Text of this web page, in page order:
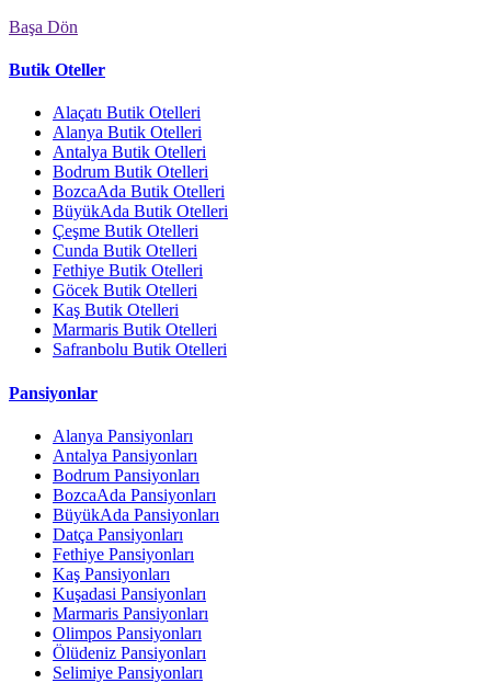
Başa Dön
Butik Oteller
Alaçatı Butik Otelleri
Alanya Butik Otelleri
Antalya Butik Otelleri
Bodrum Butik Otelleri
BozcaAda Butik Otelleri
BüyükAda Butik Otelleri
Çeşme Butik Otelleri
Cunda Butik Otelleri
Fethiye Butik Otelleri
Göcek Butik Otelleri
Kaş Butik Otelleri
Marmaris Butik Otelleri
Safranbolu Butik Otelleri
Pansiyonlar
Alanya Pansiyonları
Antalya Pansiyonları
Bodrum Pansiyonları
BozcaAda Pansiyonları
BüyükAda Pansiyonları
Datça Pansiyonları
Fethiye Pansiyonları
Kaş Pansiyonları
Kuşadasi Pansiyonları
Marmaris Pansiyonları
Olimpos Pansiyonları
Ölüdeniz Pansiyonları
Selimiye Pansiyonları